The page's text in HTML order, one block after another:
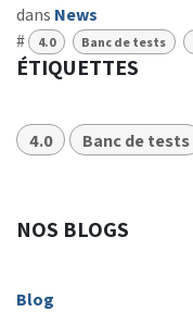
dans News
#
4.0 Banc de tests
ÉTIQUETTES
4.0 Banc de tests
NOS BLOGS
Blog